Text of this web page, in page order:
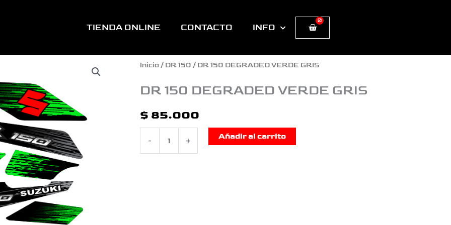
TIENDA ONLINE CONTACTO INFO
0
Cart
Inicio/ DR 150 / DR 150 DEGRADED VERDE GRIS
DR 150 DEGRADED VERDE GRIS
$ 85.000
-
DR
150
VERDE
+ Añadir al carrito